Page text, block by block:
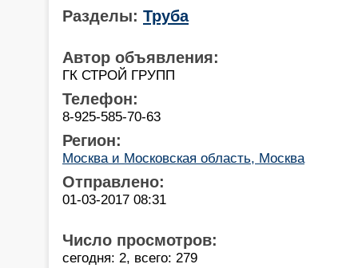
Разделы: Труба
Автор объявления:
ГК СТРОЙ ГРУПП
Телефон:
8-925-585-70-63
Регион:
Москва и Московская область, Москва
Отправлено:
01-03-2017 08:31
Число просмотров:
сегодня: 2, всего: 279